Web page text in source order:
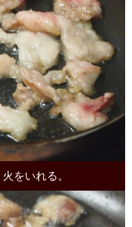
をいれる。